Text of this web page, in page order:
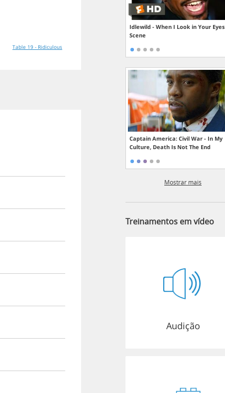
Table 19 - Ridiculous
Idlewild - When I Look in Your Eyes
Scene
Captain America: Civil War - In My
Culture, Death Is Not The End
Mostrar mais
Treinamentos em vídeo
Audição